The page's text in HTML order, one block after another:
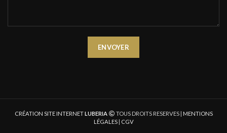
CRÉATION SITE INTERNETLUBERIA TOUS DROITS RESERVES | MENTIONS
LÉGALES| CGV